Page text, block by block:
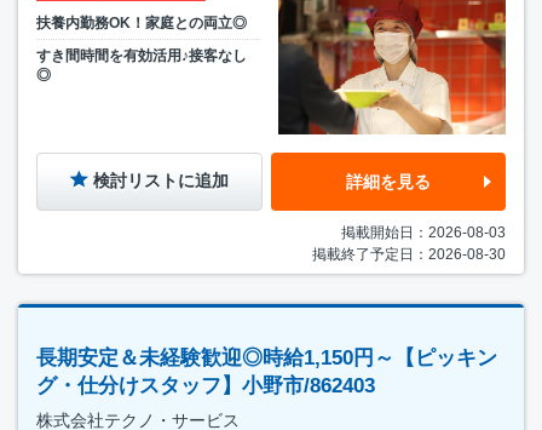
扶養内勤務OK！家庭との両立◎
すき間時間を有効活用♪接客なし
◎
検討リストに追加 詳細を見る
掲載開始日：2026-08-03
掲載終了予定日：2026-08-30
長期安定＆未経験歓迎◎時給1,150円～【ピッキン
グ・仕分けスタッフ】小野市/862403
株式会社テクノ・サービス